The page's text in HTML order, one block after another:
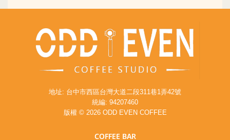
地址: 台中市西區台灣大道二段311巷1弄42號
統編: 94207460
版權 © 2026 ODD EVEN COFFEE
COFFEE BAR